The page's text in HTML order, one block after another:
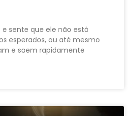
sente que ele não está
esperados, ou até mesmo
e saem rapidamente